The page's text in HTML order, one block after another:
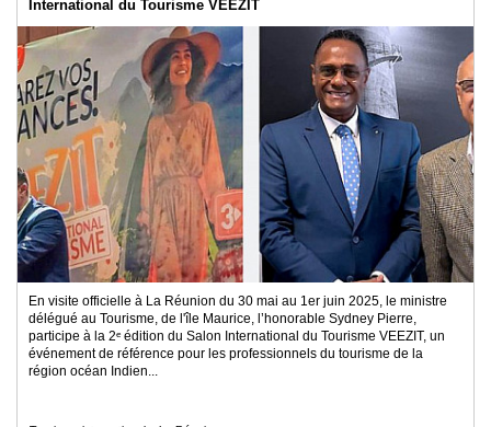
International du Tourisme VEEZIT
En visite officielle à La Réunion du 30 mai au 1er juin 2025, le ministre
délégué au Tourisme, de l'île Maurice, l’honorable Sydney Pierre,
participe à la 2ᵉ édition du Salon International du Tourisme VEEZIT, un
événement de référence pour les professionnels du tourisme de la
région océan Indien...